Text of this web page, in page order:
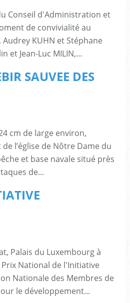
Conseil d'Administration et
de convivialité au
KUHN et Stéphane
et Jean-Luc MILIN,...
SAUVEE DES
cm de large environ,
l’église de Nôtre Dame du
et base navale situé près
de...
Palais du Luxembourg à
National de l'Initiative
Nationale des Membres de
le développement...